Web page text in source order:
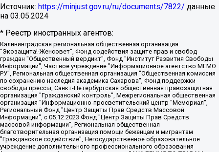
Источник: https://minjust.gov.ru/ru/documents/7822/ данные
на 03.05.2024
* Реестр иностранных агентов:
Калининградская региональная общественная организация "Экозащита!-Женсовет", Фонд содействия защите прав и свобод граждан "Общественный вердикт", Фонд "Институт Развития Свободы Информации", Частное учреждение "Информационное агентство МЕМО. РУ", Региональная общественная организация "Общественная комиссия по сохранению наследия академика Сахарова", Фонд поддержки свободы прессы, Санкт-Петербургская общественная правозащитная организация "Гражданский контроль", Межрегиональная общественная организация "Информационно-просветительский центр "Мемориал", Региональный Фонд "Центр Защиты Прав Средств Массовой Информации", с 05.12.2023 Фонд "Центр Защиты Прав Средств массовой информации", Региональная общественная благотворительная организация помощи беженцам и мигрантам "Гражданское содействие", Негосударственное образовательное учреждение дополнительного профессионального образования (повышение квалификации) специалистов "АКАДЕМИЯ ПО ПРАВАМ ЧЕЛОВЕКА", Свердловская региональная общественная организация "Сутяжник", Автономная некоммерческая организация "Центр независимых социологических исследований", Союз общественных объединений "Российский исследовательский центр по правам человека", Региональное общественное учреждение научно-информационный центр "МЕМОРИАЛ", Некоммерческая организация "Фонд защиты гласности", Автономная некоммерческая организация "Институт прав человека", Городская общественная организация "Екатеринбургское общество "МЕМОРИАЛ", Городская общественная организация "Рязанское историко-просветительское и правозащитное общество "Мемориал" (Рязанский Мемориал), Челябинский региональный орган общественной самодеятельности – женское общественное объединение "Женщины Евразии", Челябинский региональный орган общественной самодеятельности "Уральская правозащитная группа", Фонд содействия защите здоровья и социальной справедливости имени Андрея Рылькова, Автономная Некоммерческая Организация "Аналитический Центр Юрия Левады", Автономная некоммерческая организация социальной поддержки населения "Проект Апрель", Региональная общественная организация помощи женщинам и детям, находящимся в кризисной ситуации "Информационно-методический центр "Анна", Фонд содействия развитию массовых коммуникаций и правовому просвещению "Так-так-Так", Фонд содействия устойчивому развитию "Серебряная тайга", Свердловский региональный общественный фонд социальных проектов "Новое время", "Idel.Реалии", Кавказ.Реалии, Крым.Реалии, Телеканал Настоящее Время, Татаро-башкирская служба Радио Свобода (Azatliq Radiosi), Радио Свободная Европа/Радио Свобода (PCE/PC), "Сибирь.Реалии", "Фактограф", Благотворительный фонд помощи осужденным и их семьям, Автономная некоммерческая организация "Институт глобализации и социальных движений", Фонд "В защиту прав заключенных", Частное учреждение "Центр поддержки и содействия развитию средств массовой информации", Пензенский региональный общественный благотворительный фонд "Гражданский союз", "Север.Реалии", Некоммерческая организация Фонд "Правовая инициатива", Общество с ограниченной ответственностью "Радио Свободная Европа/Радио Свобода", Чешское информационное агентство "MEDIUM-ORIENT", Красноярская региональная общественная организация "Мы против СПИДа", Камалягин Денис Николаевич, Маркелов Сергей Евгеньевич, Пономарев Лев Александрович, Савицкая Людмила Алексеевна, Автономная некоммерческая организация "Центр по работе с проблемой насилия "НАСИЛИЮ.НЕТ", Межрегиональный профессиональный союз работников здравоохранения "Альянс врачей", Юридическое лицо, зарегистрированное в Латвийской Республике, SIA "Medusa Project" (регистрационный номер 40103797863, дата регистрации 10.06.2014), Некоммерческая организация "Фонд по борьбе с коррупцией", Автономная некоммерческая организация "Институт права и публичной политики", Баданин Роман Сергеевич, Гликин Максим Александрович, Железнова Мария Михайловна, Лукьянова Юлия Сергеевна, Маетная Елизавета Витальевна, Маняхин Петр Борисович, Чуракова Ольга Владимировна, Ярош Юлия Петровна, Юридическое лицо "The Insider SIA", зарегистрированное в Риге, Латвийская Республика (дата регистрации 26.06.2015), являющееся администратором доменного имени интернет-издания "The Insider SIA", https://theins.ru, Постернак Алексей Евгеньевич, Рубин Михаил Аркадьевич, Анин Роман Александрович, Юридическое лицо Istories fonds, зарегистрированное в Латвийской Республике (регистрационный номер 50008295751, дата регистрации 24.02.2020), Великовский Дмитрий Александрович, Долинина Ирина Николаевна, Мароховская Алеся Алексеевна, Шлейнов Роман Юрьевич, Шмагун Олеся Валентиновна, Общество с ограниченной ответственностью "Альтаир 2021", Общество с ограниченной ответственностью "Вега 2021", Общество с ограниченной ответственностью "Главный редактор 2021", Общество с ограниченной ответственностью "Ромашки монолит", Важенков Артем Валерьевич, Ивановская областная общественная организация "Центр гендерных исследований", Гурман Юрий Альбертович, Медиапроект "ОВД-Инфо", Егоров Владимир Владимирович, Жилинский Владимир Александрович, Общество с ограниченной ответственностью "ЗП", Иванова София Юрьевна, Карезина Инна Павловна, Кильтау Екатерина Викторовна, Петров Алексей Викторович, Пискунов Сергей Евгеньевич, Смирнов Сергей Сергеевич, Тихонов Михаил Сергеевич, Общество с ограниченной ответственностью "ЖУРНАЛИСТ-ИНОСТРАННЫЙ АГЕНТ", Арапова Галина Юрьевна, Вольтская Татьяна Анатольевна, Американская компания "Mason G.E.S. Anonymous Foundation" (США), являющаяся владельцем интернет-издания https://mnews.world/, Компания "Stichting Bellingcat", зарегистрированная в Нидерландах (дата регистрации 11.07.2018), Захаров Андрей Вячеславович, Клепиковская Екатерина Дмитриевна, Общество с ограниченной ответственностью "МЕМО", Перл Роман Александрович, Симонов Евгений Алексеевич, Соловьева Елена Анатольевна, Сотников Даниил Владимирович, Сурначева Елизавета Дмитриевна, Автономная некоммерческая организация по защите прав человека и информированию населения "Якутия – Наше Мнение", Общество с ограниченной ответственностью "Москоу диджитал медиа", с 26.01.2023 Общество с ограниченной ответственностью "Чайка Белые сады", Ветошкина Валерия Валерьевна, Заговора Максим Александрович, Межрегиональное общественное движение "Российская ЛГБТ - сеть", Оленичев Максим Владимирович, Павлов Иван Юрьевич, Скворцова Елена Сергеевна, Общество с ограниченной ответственностью "Как бы инагент", Кочетков Игорь Викторович, Общество с ограниченной ответственностью "Честные выборы", Еланчик Олег Александрович, Общество с ограниченной ответственностью "Нобелевский призыв", Гималова Регина Эмилевна, Григорьев Андрей Валерьевич, Григорьева Алина Александровна, Ассоциация по содействию защите прав призывников, альтернативнослужащих и военнослужащих "Правозащитная группа "Гражданин.Армия.Право", Хисамова Регина Фаритовна, Автономная некоммерческая организация по реализации социально-правовых программ "Лилит", Дальневосточное общественное движение "Маяк", Санкт-Петербургская ЛГБТ-инициативная группа "Выход", Инициативная группа ЛГБТ+ "Реверс", Алексеев Андрей Викторович, Бекбулатова Таисия Львовна, Беляев Иван Михайлович, Владыкина Елена Сергеевна, Гельман Марат Александрович, Никульшина Вероника Юрьевна, Толоконникова Надежда Андреевна, Шендерович Виктор Анатольевич, Общество с ограниченной ответственностью "Данное сообщение", Общество с ограниченной ответственностью Издательский дом "Новая глава", Айнбиндер Александра Александровна, Московский комьюнити-центр для ЛГБТ+инициатив, Благотворительный фонд развития филантропии, Deutsche Welle (Германия, Kurt-Schumacher-Strasse 3, 53113 Bonn), Борзунова Мария Михайловна, Воробьев Виктор Викторович, Голубева Анна Львовна, Константинова Алла Михайловна, Малкова Ирина Владимировна, Мурадов Мурад Абдулгалимович, Осетинская Елизавета Николаевна, Понасенков Евгений Николаевич, Ганапольский Матвей Юрьевич, Киселев Евгений Алексеевич, Борухович Ирина Григорьевна, Дремин Иван Тимофеевич, Дубровский Дмитрий Викторович, Красноярская региональная общественная организация поддержки и развития альтернативных образовательных технологий и межкультурных коммуникаций "ИНТЕРРА", Маяковская Екатерина Алексеевна, Фейгин Марк Захарович, Филимонов Андрей Викторович, Дзугкоева Регина Николаевна, Доброхотов Роман Александрович, Дудь Юрий Александрович, Елкин Сергей Владимирович, Кругликов Кирилл Игоревич, Сабунаева Мария Леонидовна, Семенов Алексей Владимирович, Шаинян Карен Багратович, Шульман Екатерина Михайловна, Асафьев Артур Валерьевич, Вахштайн Виктор Семенович, Венедиктов Алексей Алексеевич, Лушникова Екатерина Евгеньевна, Волков Леонид Михайлович, Невзоров Александр Глебович, Пархоменко Сергей Борисович, Сироткин Ярослав Николаевич, Кара-Мурза Владимир Владимирович, Баранова Наталья Владимировна, Гозман Леонид Яковлевич, Кагарлицкий Борис Юльевич, Климарев Михаил Валерьевич, Милов Владимир Станиславович, Автономная некоммерческая организация Краснодарский центр современного искусства "Типография", Моргенштерн Алишер Тагирович, Соболь Любовь Эдуардовна, Общество с ограниченной ответственностью "ЛИЗА НОРМ", Каспаров Гарри Кимович, Ходорковский Михаил Борисович, Общество с ограниченной ответственностью "Апрельские тезисы", Данилович Ирина Брониславовна, Кашин Олег Владимирович, Петров Николай Владимирович, Пивоваров Алексей Владимирович, Соколов Михаил Владимирович, Цветкова Юлия Владимировна, Чичваркин Евгений Александрович, Комитет против пыток/Команда против пыток, Общество с ограниченной ответственностью "Первый научный", Общество с ограниченной ответственностью "Вертолет и ко", Белоцерковская Вероника Борисовна, Кац Максим Евгеньевич, Лазарева Татьяна Юрьевна, Шаведдинов Руслан Табризович, Яшин Илья Валерьевич, Общество с ограниченной ответственностью "Иноагент ААВ", Алешковский Дмитрий Петрович, Альбац Евгения Марковна, Быков Дмитрий Львович, Галямина Юлия Евгеньевна, Лойко Сергей Леонидович, Мартынов Кирилл Константинович, Медведев Сергей Александрович, Крашенинников Федор Геннадиевич, Гордеева Катерина Вл